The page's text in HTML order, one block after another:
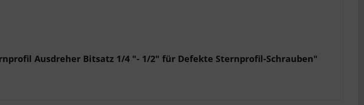
Ausdreher Bitsatz 1/4 "- 1/2" für Defekte Sternprofil-Schrauben"